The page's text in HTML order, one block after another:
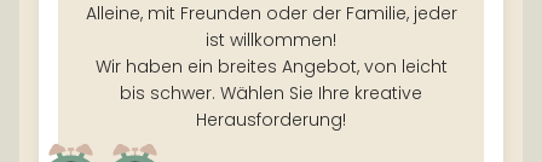
Alleine, mit Freunden oder der Familie, jeder
ist willkommen!
Wir haben ein breites Angebot, von leicht
bis schwer. Wählen Sie Ihre kreative
Herausforderung!